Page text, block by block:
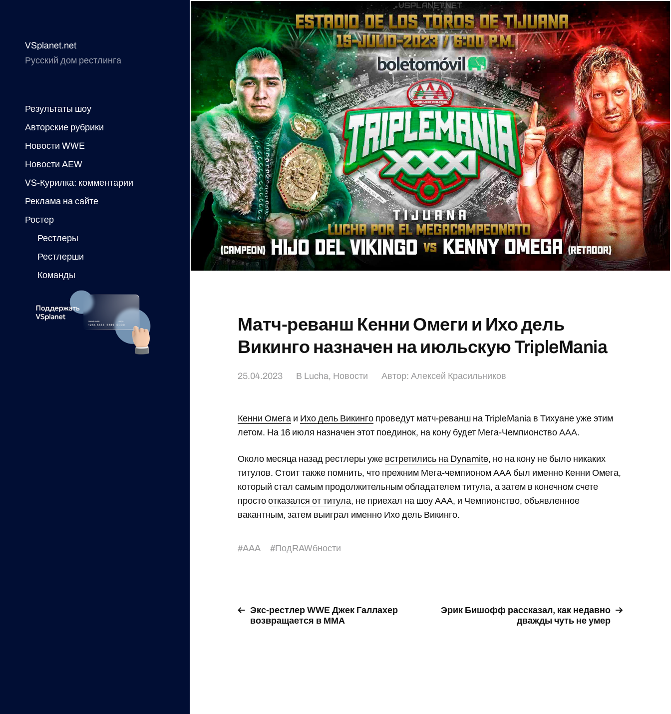
VSplanet.net
Русский дом рестлинга
Результаты шоу
Авторские рубрики
Новости WWE
Новости AEW
VS-Курилка: комментарии
Реклама на сайте
Ростер
Рестлеры
Рестлерши
Команды
Матч-реванш Кенни Омеги и Ихо дель
Викинго назначен на июльскую TripleMania
25.04.2023 В Lucha, Новости Автор:Алексей Красильников
Кенни Омега и Ихо дель Викинго проведут матч-реванш на TripleMania в Тихуане уже этим
летом. На 16 июля назначен этот поединок, на кону будет Мега-Чемпионство ААА.
Около месяца назад рестлеры уже встретились на Dynamite, но на кону не было никаких
титулов. Стоит также помнить, что прежним Мега-чемпионом ААА был именно Кенни Омега,
который стал самым продолжительным обладателем титула, а затем в конечном счете
простоотказался от титула, не приехал на шоу ААА, и Чемпионство, объявленное
вакантным, затем выиграл именно Ихо дель Викинго.
#AAA #ПодRAWбности
Экс-рестлер WWE Джек Галлахер
возвращается в ММА
Эрик Бишофф рассказал, как недавно
дважды чуть не умер